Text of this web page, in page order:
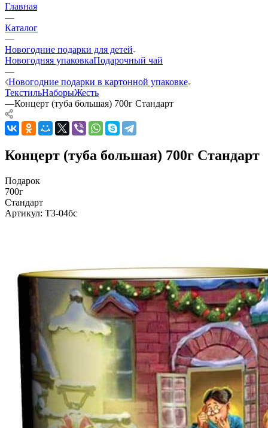
Главная
—
Каталог
—
Новогодние подарки для детей
Новогодняя упаковкаПодарочный чай
—
Новогодние подарки в картонной упаковке
ТекстильНаборыЖесть
—Концерт (туба большая) 700г Стандарт
Концерт (туба большая) 700г Стандарт
Подарок
700г
Стандарт
Артикул: ТЗ-04бс